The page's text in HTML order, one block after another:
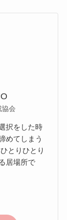
会
択をした時
めてしまう
とりひとり
居場所で